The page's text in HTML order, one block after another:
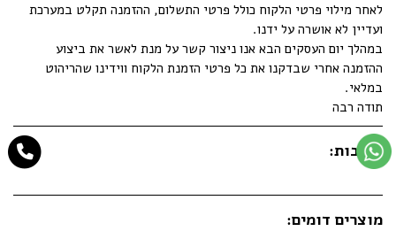
לאחר מילוי פרטי הלקוח כולל פרטי התשלום, ההזמנה תקלט במערכת
ועדיין לא אושרה על ידנו.
במהלך יום העסקים הבא אנו ניצור קשר על מנת לאשר את ביצוע
ההזמנה אחרי שבדקנו את כל פרטי הזמנת הלקוח ווידינו שהריהוט
במלאי.
תודה רבה
תגובות:
מוצרים דומים: